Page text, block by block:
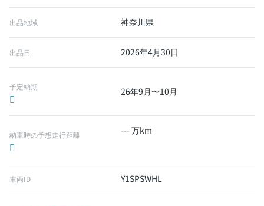
出品地域 神奈川県
出品日 2026年4月30日
予定納期 26年9月〜10月
納車時の予想走行距離 --- 万km
車両ID Y1SPSWHL